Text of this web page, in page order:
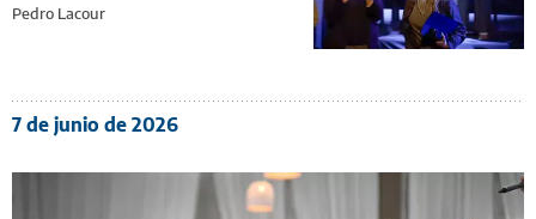
Pedro Lacour
7 de junio de 2026